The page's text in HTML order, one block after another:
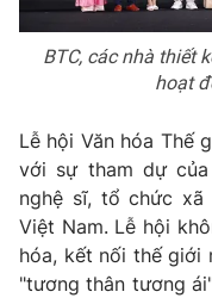
BTC, các nhà thiết
hoạt
Lễ hội Văn hóa Thế
với sự tham dự
nghệ sĩ, tổ chức xã
Việt Nam. Lễ hội
hóa, kết nối thế giới
"tương thân tương